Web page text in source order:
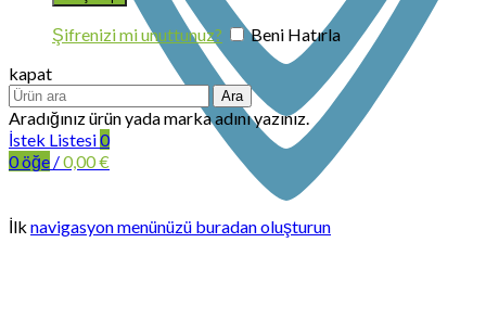
Şifrenizi mi unuttunuz?
Beni Hatırla
kapat
Ara
Aradığınız ürün yada marka adını yazınız.
İstek Listesi0
0öğe /0,00€
İlk navigasyon menünüzü buradan oluşturun